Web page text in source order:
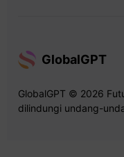
GlobalGPT
GlobalGPT © 2026
dilindungi undang-